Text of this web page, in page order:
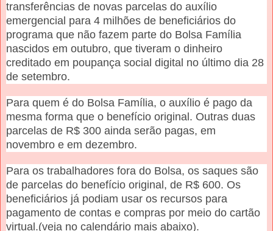
transferências de novas parcelas do auxílio
emergencial para 4 milhões de beneficiários do
programa que não fazem parte do Bolsa Família
nascidos em outubro, que tiveram o dinheiro
creditado em poupança social digital no último dia 28
de setembro.
Para quem é do Bolsa Família, o auxílio é pago da
mesma forma que o benefício original. Outras duas
parcelas de R$ 300 ainda serão pagas, em
novembro e em dezembro.
Para os trabalhadores fora do Bolsa, os saques são
de parcelas do benefício original, de R$ 600. Os
beneficiários já podiam usar os recursos para
pagamento de contas e compras por meio do cartão
virtual.(veja no calendário mais abaixo).